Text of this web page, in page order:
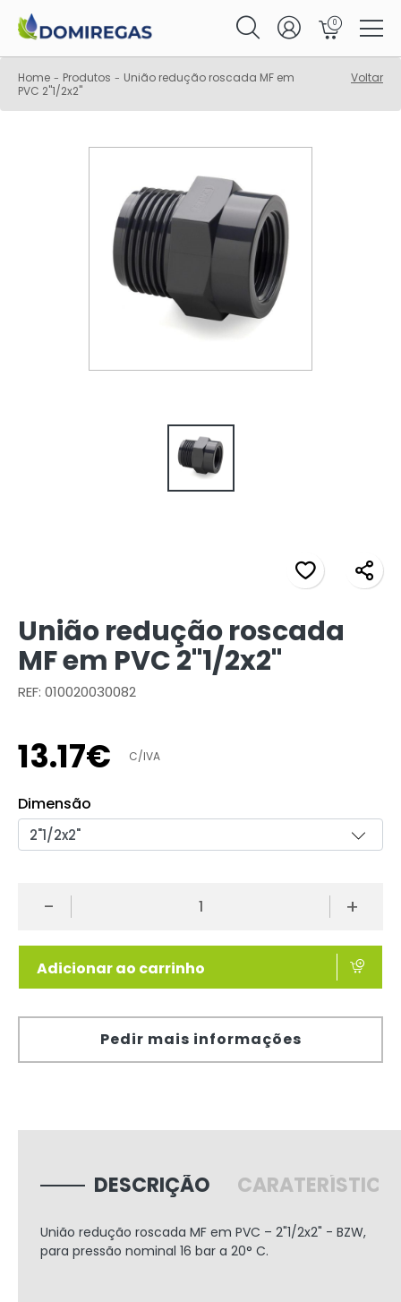
0
Home - Produtos - União redução roscada MF em
PVC 2"1/2x2"
Voltar
União redução roscada
MF em PVC 2"1/2x2"
REF: 010020030082
13.17€ C/IVA
Dimensão
- +
Adicionar ao carrinho
Pedir mais informações
DESCRIÇÃO
União redução roscada MF em PVC – 2"1/2x2" - BZW,
para pressão nominal 16 bar a 20° C.